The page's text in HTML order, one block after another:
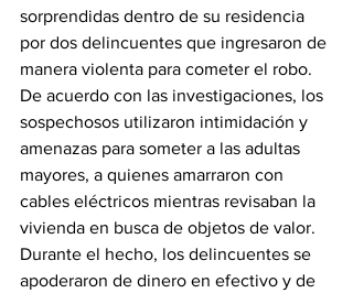
sorprendidas dentro de su residencia
por dos delincuentes que ingresaron de
manera violenta para cometer el robo.
De acuerdo con las investigaciones, los
sospechosos utilizaron intimidación y
amenazas para someter a las adultas
mayores, a quienes amarraron con
cables eléctricos mientras revisaban la
vivienda en busca de objetos de valor.
Durante el hecho, los delincuentes se
apoderaron de dinero en efectivo y de